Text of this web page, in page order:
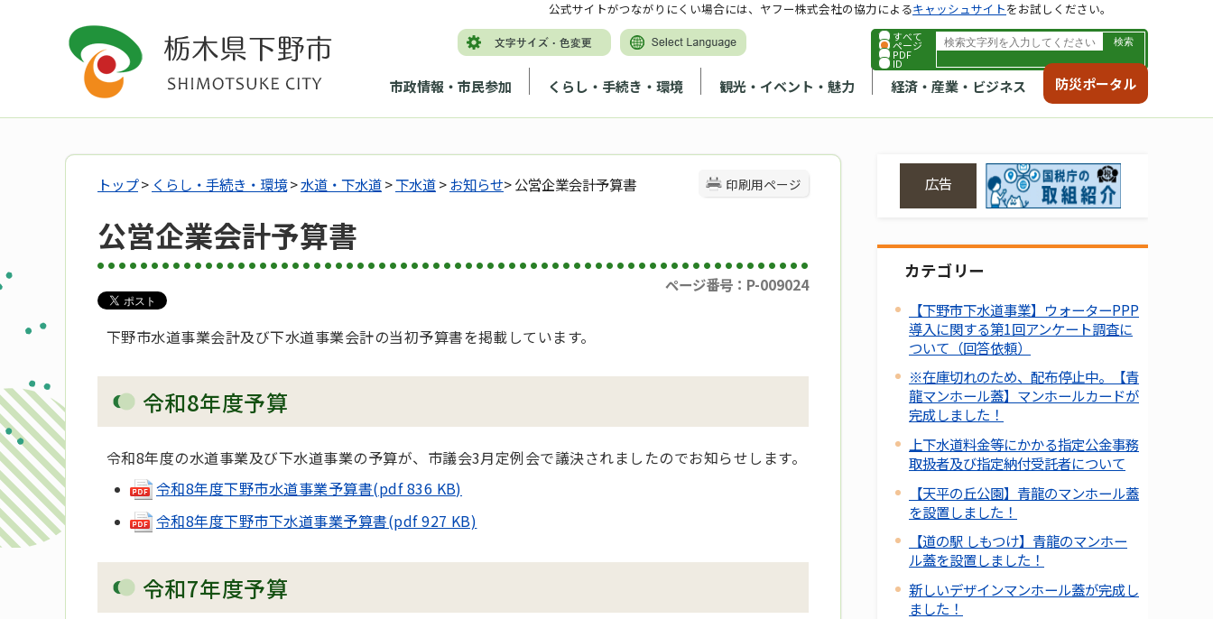
すべて
ページ
PDF
ID
市政情報・市民参加 くらし・手続き・環境 観光・イベント・魅力 経済・産業・ビジネス 防災ポータル
公式サイトがつながりにくい場合には、ヤフー株式会社の協力によるキャッシュサイトをお試しください。
印刷用ページ
トップ> くらし・手続き・環境>水道・下水道>下水道>お知らせ> 公営企業会計予算書
公営企業会計予算書
ページ番号：P-009024
下野市水道事業会計及び下水道事業会計の当初予算書を掲載しています。
令和8年度予算
令和8年度の水道事業及び下水道事業の予算が、市議会3月定例会で議決されましたのでお知らせします。
令和8年度下野市水道事業予算書(pdf 836 KB)
令和8年度下野市下水道事業予算書(pdf 927 KB)
令和7年度予算
広告
カテゴリー
【下野市下水道事業】ウォーターPPP
導入に関する第1回アンケート調査に
ついて（回答依頼）
※在庫切れのため、配布停止中。【青
龍マンホール蓋】マンホールカードが
完成しました！
上下水道料金等にかかる指定公金事務
取扱者及び指定納付受託者について
【天平の丘公園】青龍のマンホール蓋
を設置しました！
【道の駅 しもつけ】青龍のマンホー
ル蓋を設置しました！
新しいデザインマンホール蓋が完成し
ました！